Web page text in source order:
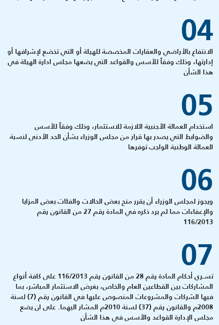
04
الانتفاع بالأراضي والعقارات المخصصة للهيئة أو التي تخضع لإشرافها أو
إدارتها، وذلك وفقاً للأسس والقواعد التي يضعها مجلس ادارة الهيئة في
هذا الشأن
05
استخدام العمالة الأجنبية اللازمة للاستثمار، وذلك وفقاً للأسس
والضوابط التي يصدر بها قرار من مجلس الوزراء بشأن الحد الأدنى لنسبة
العمالة الوطنية الواجب توفرها
06
ويجوز لمجلس الوزراء أن يقرر منح بعض الحالات والفئات بعض المزايا
والإعفاءات مما لم يرد ذكره في المادة رقم 27 من القانون رقم
116/2013
07
تســري أحكام المادة رقم 28 من القانون رقم 116/2013 على كافة أنواع
المشاركات بين القطاعين العام والخاص، بغرض الاستثمار المباشر، بما
فيها الشركات والمشروعات المنصوص عليها في القانون رقم (7) لسنة
2008م والقانون رقم (37) لسنة 2010م المشار اليهما. على ان يضع
مجلس الإدارة القواعد والأسس في هذا الشأن